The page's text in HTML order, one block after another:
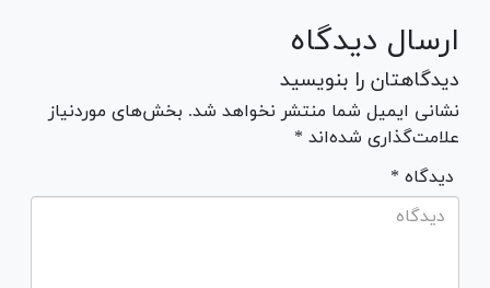
ارسال دیدگاه
دیدگاهتان را بنویسید
نشانی ایمیل شما منتشر نخواهد شد. بخش‌های موردنیاز
علامت‌گذاری شده‌اند *
* دیدگاه